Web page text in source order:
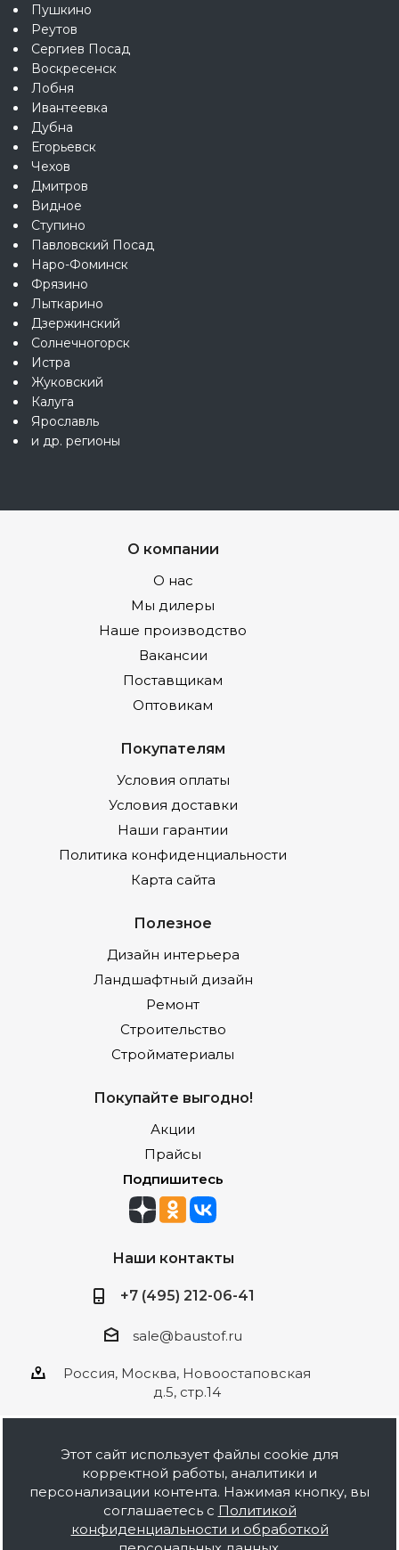
Пушкино
Реутов
Сергиев Посад
Воскресенск
Лобня
Ивантеевка
Дубна
Егорьевск
Чехов
Дмитров
Видное
Ступино
Павловский Посад
Наро-Фоминск
Фрязино
Лыткарино
Дзержинский
Солнечногорск
Истра
Жуковский
Калуга
Ярославль
и др. регионы
О компании
О нас
Мы дилеры
Наше производство
Вакансии
Поставщикам
Оптовикам
Покупателям
Условия оплаты
Условия доставки
Наши гарантии
Политика конфиденциальности
Карта сайта
Полезное
Дизайн интерьера
Ландшафтный дизайн
Ремонт
Строительство
Стройматериалы
Покупайте выгодно!
Акции
Прайсы
Подпишитесь
Наши контакты
+7 (495) 212-06-41
sale@baustof.ru
Россия, Москва, Новоостаповская
д.5, стр.14
2026 © ООО Баустов. Собственное
производство лакокрасочной продукции,
оптовая и розничная продажа строительных
материалов, комплектация объектов под ключ.
Этот сайт использует файлы cookie для
корректной работы, аналитики и
персонализации контента. Нажимая кнопку, вы
соглашаетесь с Политикой
конфиденциальности и обработкой